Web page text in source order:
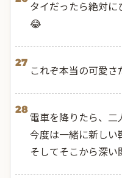
タイだったら絶対
😂
27
これぞ本当の可愛さ
28
電車を降りたら、二
今度は一緒に新しい
そしてそこから深い